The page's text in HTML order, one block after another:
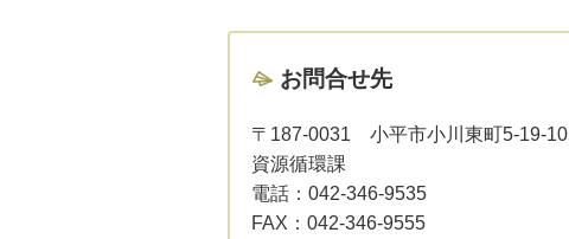
お問合せ先
〒187-0031 小平市小川東町5-19-
資源循環課
電話： 042-346-9535
FAX： 042-346-9555